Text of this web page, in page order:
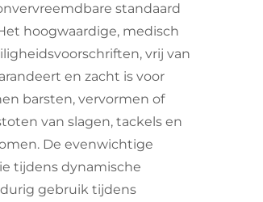
standaard
hoogwaardige, medisch
vrij van
en zacht is voor
barsten, vervormen of
van slagen, tackels en
De evenwichtige
tijdens dynamische
gebruik tijdens